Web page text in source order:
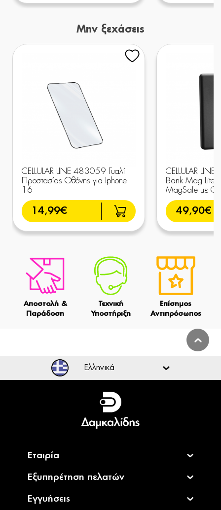
Μην ξεχάσεις
CELLULAR LINE 483059 Γυαλί
Προστασίας Οθόνης για Iphone
16
14,99€
CELLULAR
Bank Mag
MagSafe με
49,90€
Αποστολή &
Παράδοση
Τεχνική
Υποστήριξη
Επίσημος
Αντιπρόσωπος
Ελληνικά
Ελληνικά
English
Εταιρία
Εξυπηρέτηση πελατών
Εγγυήσεις